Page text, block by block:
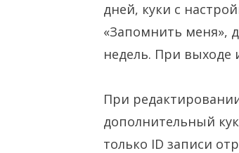
дней, куки с
«Запомнить меня»,
недель. При выходе
При
дополнительный
только ID записи